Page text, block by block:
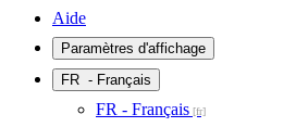
Aide
Paramètres d'affichage
FR - Français
FR - Français